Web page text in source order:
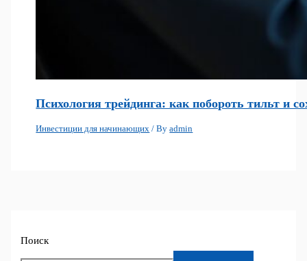
Психология трейдинга: как побороть тильт и
Инвестиции для начинающих / Byadmin
Поиск